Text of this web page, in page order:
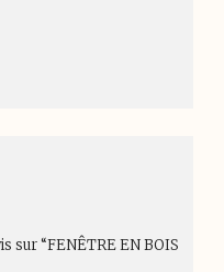
sur “FENÊTRE EN BOIS